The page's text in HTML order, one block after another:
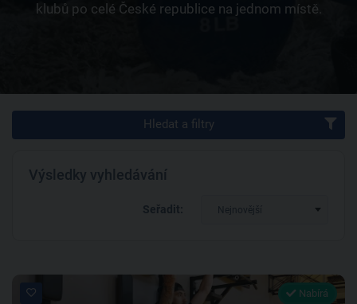
klubů po celé České republice na jednom místě.
Hledat a filtry
Výsledky vyhledávání
Seřadit: Nejnovější
Nabírá